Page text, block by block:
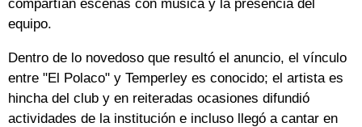
compartían escenas con música y la presencia del
equipo.
Dentro de lo novedoso que resultó el anuncio, el vínculo
entre "El Polaco" y Temperley es conocido; el artista es
hincha del club y en reiteradas ocasiones difundió
actividades de la institución e incluso llegó a cantar en